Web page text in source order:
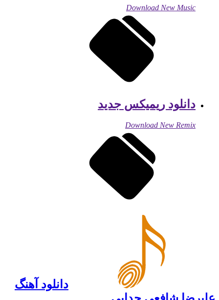
Download New Music
دانلود ریمیکس جدید
Download New Remix
دانلود آهنگ